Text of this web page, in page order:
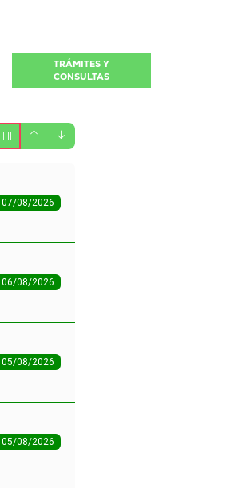
TRÁMITES Y
CONSULTAS
07/08/2026
06/08/2026
05/08/2026
05/08/2026